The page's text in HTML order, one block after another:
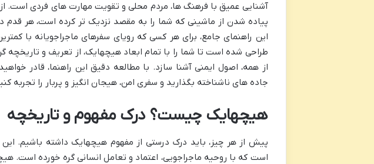
آشنایی عمیق با فرهنگ ها، مردم محلی و تقویت مهارت های فردی است. از
پیاده شدن از ماشینی که شما را به مقصد نزدیک تر کرده است، هر قدم
این راهنمای جامع، برای هر کسی که رویای سفرهای ماجراجویانه با
طراحی شده است تا شما را با تمام ابعاد هیچهایک، از تعریف و تاریخچه
از همه، اصول ایمنی آشنا سازد. با مطالعه دقیق این راهنما، قادر
جاده های ناشناخته بگذارید و سفری امن، هیجان انگیز و پربار را تجربه
هیچهایک چیست؟ درک مفهوم و تاریخچه
پیش از هر چیز، باید درک درستی از مفهوم هیچهایک داشته باشیم.
است که با روحیه ماجراجویی، اعتماد و تعامل انسانی گره خورده است.